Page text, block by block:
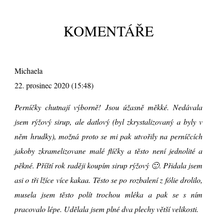
KOMENTÁŘE
Michaela
22. prosinec 2020 (15:48)
Perníčky chutnají výborně! Jsou úžasně měkké. Nedávala
jsem rýžový sirup, ale datlový (byl zkrystalizovaný a byly v
něm hrudky), možná proto se mi pak utvořily na perníčcích
jakoby zkramelizovane malé flíčky a těsto není jednolité a
pěkné. Příští rok raději koupím sirup rýžový 🙂. Přidala jsem
asi o tři lžíce více kakaa. Těsto se po rozbalení z fólie drolilo,
musela jsem těsto polít trochou mléka a pak se s ním
pracovalo lépe. Udělala jsem plné dva plechy větší velikosti.